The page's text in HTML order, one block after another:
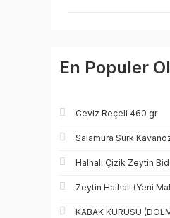
En Populer
Ceviz Reçeli 460 gr
Salamura Sürk
Halhali Çizik Zeytin
Zeytin Halhali (Yeni
KABAK KURUSU